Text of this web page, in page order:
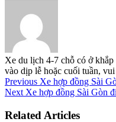
Xe du lịch 4-7 chỗ có ở
vào dịp lễ hoặc cuối tuần,
Previous Xe hợp đồng Sài
Next Xe hợp đồng Sài Gòn
Related Articles